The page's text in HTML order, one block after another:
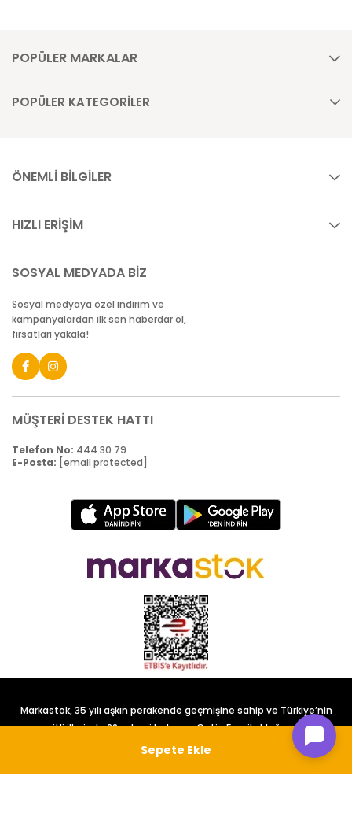
POPÜLER MARKALAR
POPÜLER KATEGORİLER
ÖNEMLİ BİLGİLER
HIZLI ERİŞİM
SOSYAL MEDYADA BİZ
Sosyal medyaya özel indirim ve
kampanyalardan ilk sen haberdar ol,
fırsatları yakala!
MÜŞTERİ DESTEK HATTI
Telefon No: 444 30 79
E-Posta: [email protected]
Markastok, 35 yılı aşkın perakende geçmişine sahip ve Türkiye’nin
çeşitli illerinde 22 şubesi bulunan Çetin Family Mağazacılık
tarafından kurulmuştur.